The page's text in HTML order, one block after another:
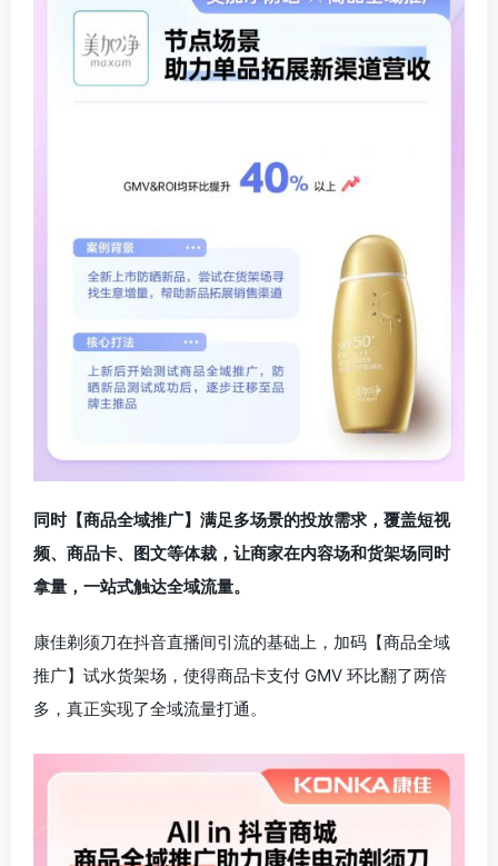
同时【商品全域推广】满足多场景的投放需求，覆盖短视
频、商品卡、图文等体裁，让商家在内容场和货架场同时
拿量，一站式触达全域流量。
康佳剃须刀在抖音直播间引流的基础上，加码【商品全域
推广】试水货架场，使得商品卡支付 GMV 环比翻了两倍
多，真正实现了全域流量打通。